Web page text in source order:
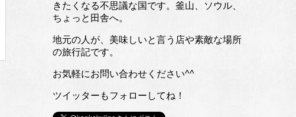
きたくなる不思議な国です。釜山、ソウル、
ちょっと田舎へ。
地元の人が、美味しいと言う店や素敵な場所
の旅行記です。
お気軽にお問い合わせください^^
ツイッターもフォローしてね！